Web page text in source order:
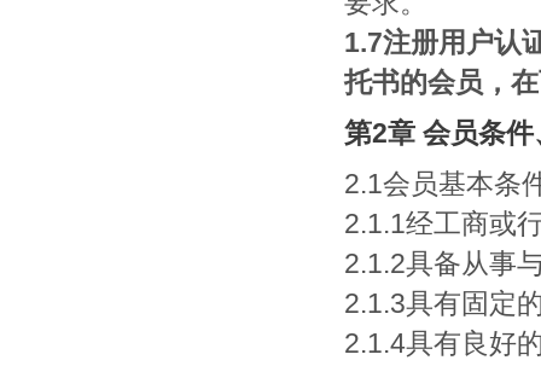
1.7注册用户认
托书的会员，
第2章 会员条
2.1会员基本条
2.1.1经工商或
2.1.2具备从事
2.1.3具有固定
2.1.4具有良好